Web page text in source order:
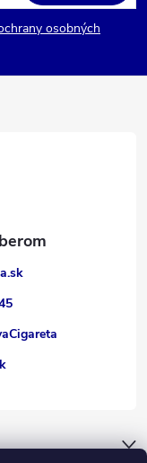
osobných